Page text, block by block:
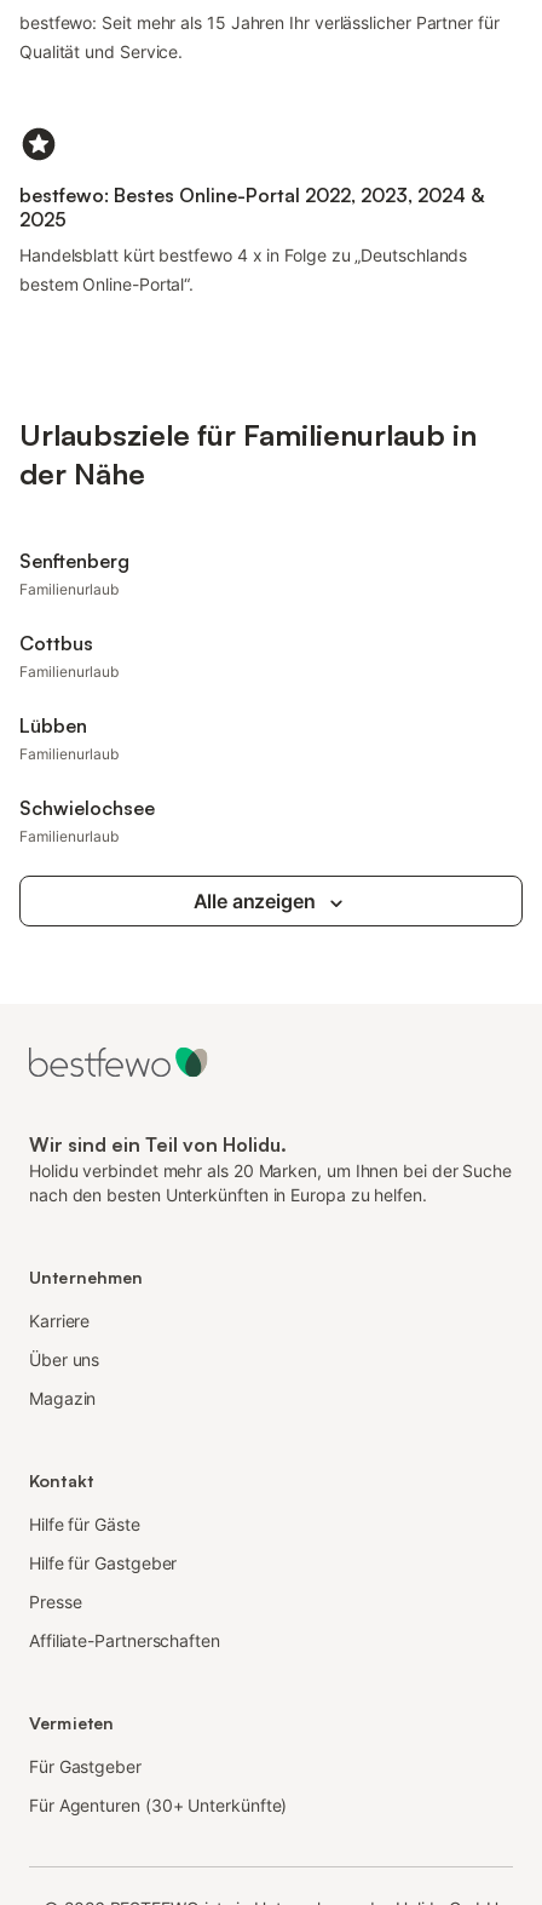
bestfewo: Seit mehr als 15 Jahren Ihr verlässlicher Partner für
Qualität und Service.
bestfewo: Bestes Online-Portal 2022, 2023, 2024 &
2025
Handelsblatt kürt bestfewo 4 x in Folge zu „Deutschlands
bestem Online-Portal“.
Urlaubsziele für Familienurlaub in
der Nähe
Senftenberg
Familienurlaub
Cottbus
Familienurlaub
Lübben
Familienurlaub
Schwielochsee
Familienurlaub
Alle anzeigen
Wir sind ein Teil von Holidu.
Holidu verbindet mehr als 20 Marken, um Ihnen bei der Suche
nach den besten Unterkünften in Europa zu helfen.
Unternehmen
Karriere
Über uns
Magazin
Kontakt
Hilfe für Gäste
Hilfe für Gastgeber
Presse
Affiliate-Partnerschaften
Vermieten
Für Gastgeber
Für Agenturen (30+ Unterkünfte)